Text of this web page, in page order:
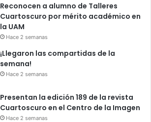
Reconocen a alumno de Talleres
Cuartoscuro por mérito académico en
la UAM
Hace 2 semanas
¡Llegaron las compartidas de la
semana!
Hace 2 semanas
Presentan la edición 189 de la revista
Cuartoscuro en el Centro de la Imagen
Hace 2 semanas